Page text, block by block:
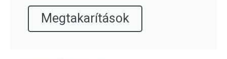
Megtakarítások